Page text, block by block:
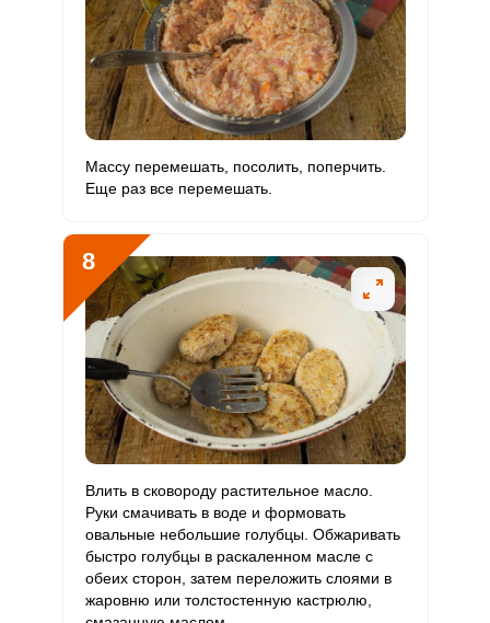
Массу перемешать, посолить, поперчить.
Еще раз все перемешать.
8
Влить в сковороду растительное масло.
Руки смачивать в воде и формовать
овальные небольшие голубцы. Обжаривать
быстро голубцы в раскаленном масле с
обеих сторон, затем переложить слоями в
жаровню или толстостенную кастрюлю,